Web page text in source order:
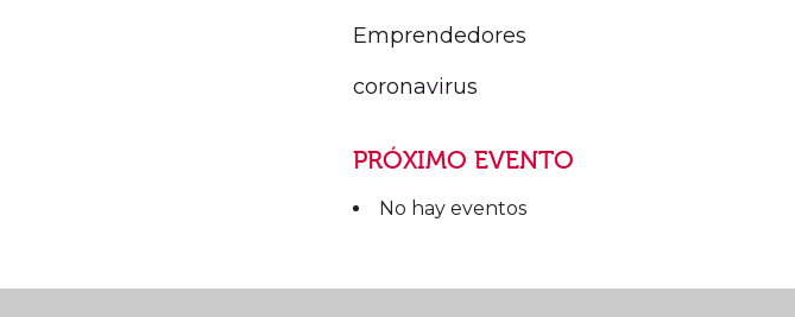
Emprendedores
coronavirus
PRÓXIMO EVENTO
No hay eventos